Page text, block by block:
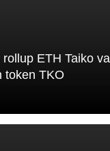
ETH Taiko va
token TKO